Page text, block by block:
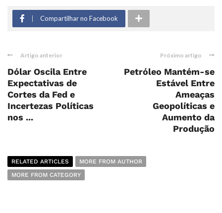
Compartilhar no Facebook
Artigo anterior
Dólar Oscila Entre
Expectativas de
Cortes da Fed e
Incertezas Políticas
nos ...
Próximo artigo
Petróleo Mantém-se
Estável Entre
Ameaças
Geopolíticas e
Aumento da
Produção
RELATED ARTICLES
MORE FROM AUTHOR
MORE FROM CATEGORY